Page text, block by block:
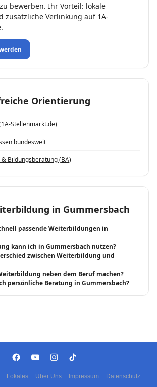
bewerben. Ihr Vorteil: lokale
zusätzliche Verlinkung auf 1A-
Orientierung
Stellenmarkt.de)
bundesweit
Bildungsberatung (BA)
in Gummersbach
passende Weiterbildungen in
kann ich in Gummersbach nutzen?
zwischen Weiterbildung und
neben dem Beruf machen?
persönliche Beratung in Gummersbach?
Lokales Über Uns Impressum Datenschutz